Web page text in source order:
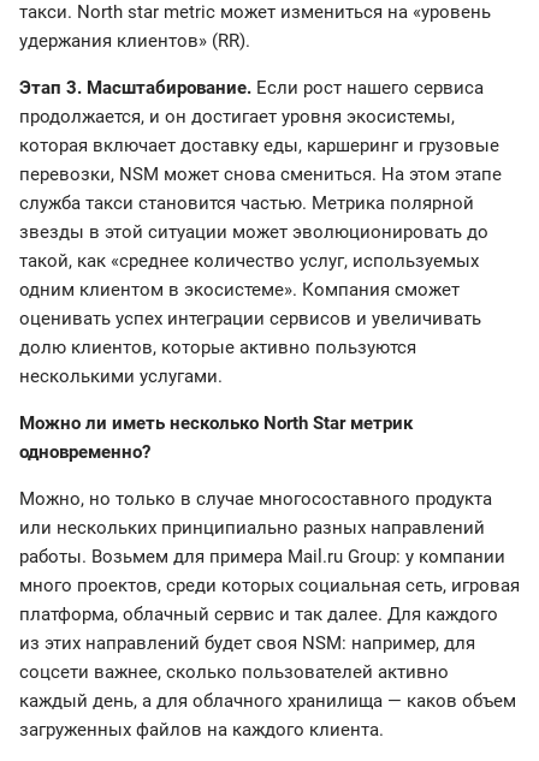
такси. North star metric может измениться на «уровень
удержания клиентов» (RR).
Этап 3. Масштабирование. Если рост нашего сервиса
продолжается, и он достигает уровня экосистемы,
которая включает доставку еды, каршеринг и грузовые
перевозки, NSM может снова смениться. На этом этапе
служба такси становится частью. Метрика полярной
звезды в этой ситуации может эволюционировать до
такой, как «среднее количество услуг, используемых
одним клиентом в экосистеме». Компания сможет
оценивать успех интеграции сервисов и увеличивать
долю клиентов, которые активно пользуются
несколькими услугами.
Можно ли иметь несколько North Star метрик
одновременно?
Можно, но только в случае многосоставного продукта
или нескольких принципиально разных направлений
работы. Возьмем для примера Mail.ru Group: у компании
много проектов, среди которых социальная сеть, игровая
платформа, облачный сервис и так далее. Для каждого
из этих направлений будет своя NSM: например, для
соцсети важнее, сколько пользователей активно
каждый день, а для облачного хранилища — каков объем
загруженных файлов на каждого клиента.